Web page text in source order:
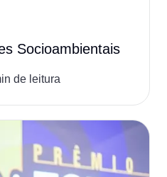
Socioambientais
de leitura